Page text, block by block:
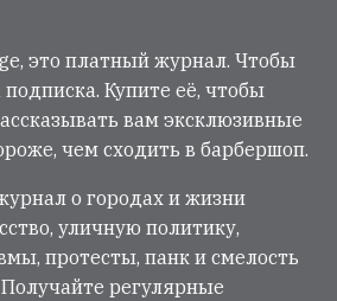
это платный журнал. Чтобы
Купите её, чтобы
вам эксклюзивные
чем сходить в барбершоп.
о городах и жизни
уличную политику,
протесты, панк и смелость
Получайте регулярные